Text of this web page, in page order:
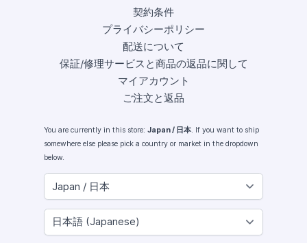
契約条件
プライバシーポリシー
配送について
保証/修理サービスと商品の返品に関して
マイアカウント
ご注文と返品
You are currently in this store: Japan / 日本. If you want to ship
somewhere else please pick a country or market in the dropdown
below.